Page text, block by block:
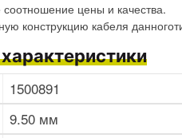
цены и качества.
конструкцию кабеля
1500891
9.50 мм